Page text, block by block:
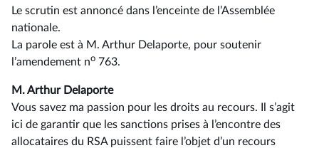
Le scrutin est annoncé dans l’enceinte de l’Assemblée
nationale.
La parole est à M. Arthur Delaporte, pour soutenir
l’amendement no 763.
M. Arthur Delaporte
Vous savez ma passion pour les droits au recours. Il s’agit
ici de garantir que les sanctions prises à l’encontre des
allocataires du RSA puissent faire l’objet d’un recours